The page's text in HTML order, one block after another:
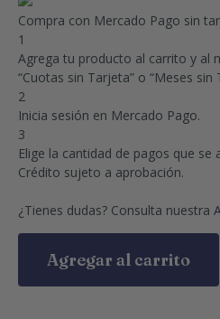
Compra con Mercado Pago sin
1
Agrega tu producto al carrito y al
“Cuotas sin Tarjeta” o “Meses sin
2
Inicia sesión en Mercado Pago.
3
Elige la cantidad de pagos que se
Crédito sujeto a aprobación.
¿Tienes dudas? Consulta nuestra
Agregar al carrito